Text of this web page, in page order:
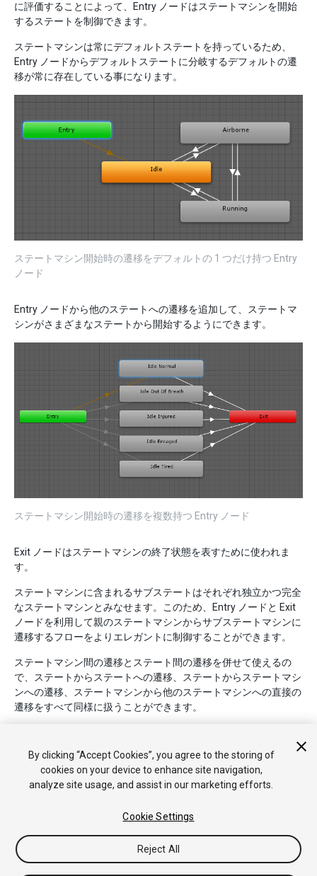
に評価することによって、Entry ノードはステートマシンを開始
するステートを制御できます。
ステートマシンは常にデフォルトステートを持っているため、
Entry ノードからデフォルトステートに分岐するデフォルトの遷
移が常に存在している事になります。
ステートマシン開始時の遷移をデフォルトの 1 つだけ持つ Entry
ノード
Entry ノードから他のステートへの遷移を追加して、ステートマ
シンがさまざまなステートから開始するようにできます。
ステートマシン開始時の遷移を複数持つ Entry ノード
Exit ノードはステートマシンの終了状態を表すために使われま
す。
ステートマシンに含まれるサブステートはそれぞれ独立かつ完全
なステートマシンとみなせます。このため、Entry ノードと Exit
ノードを利用して親のステートマシンからサブステートマシンに
遷移するフローをよりエレガントに制御することができます。
ステートマシン間の遷移とステート間の遷移を併せて使えるの
で、ステートからステートへの遷移、ステートからステートマシ
ンへの遷移、ステートマシンから他のステートマシンへの直接の
遷移をすべて同様に扱うことができます。
Copyright © 2018 Unity Technologies. Publication 2017.3
トストア
プライバシーポリシー
情報を販売または共有しない
By clicking “Accept Cookies”, you agree to the storing of
cookies on your device to enhance site navigation,
analyze site usage, and assist in our marketing efforts.
Cookie Settings
Reject All